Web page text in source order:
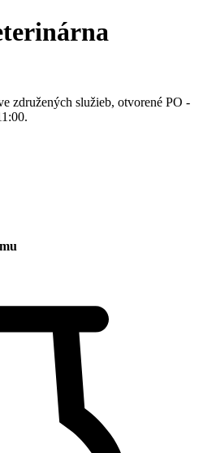
združených služieb, otvorené PO -